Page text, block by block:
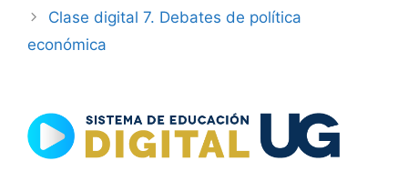
Clase digital 7. Debates de política
económica